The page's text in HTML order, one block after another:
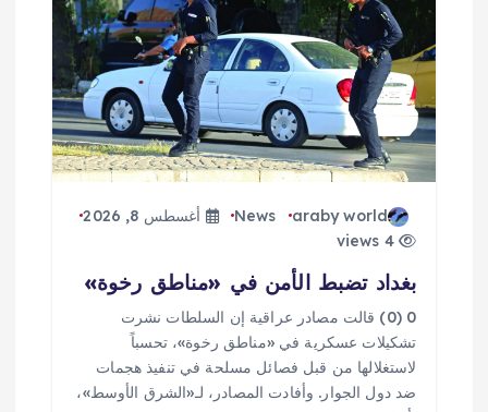
araby world
News
أغسطس 8, 2026
4 views
بغداد تضبط الأمن في «مناطق رخوة»
0 (0) قالت مصادر عراقية إن السلطات نشرت
تشكيلات عسكرية في «مناطق رخوة»، تحسباً
لاستغلالها من قبل فصائل مسلحة في تنفيذ هجمات
ضد دول الجوار. وأفادت المصادر، لـ«الشرق الأوسط»،